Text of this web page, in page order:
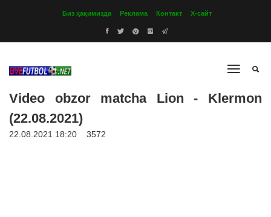
Биз ҳақимизда Реклама Контакт Х-сайт
Video obzor matcha Lion - Klermon
(22.08.2021)
22.08.2021 18:20 3572